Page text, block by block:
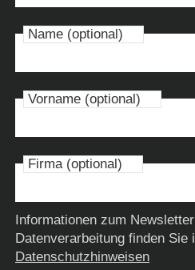
Name (optional)
Vorname (optional)
Firma (optional)
Informationen zum
Datenverarbeitung finden Sie
Datenschutzhinweisen